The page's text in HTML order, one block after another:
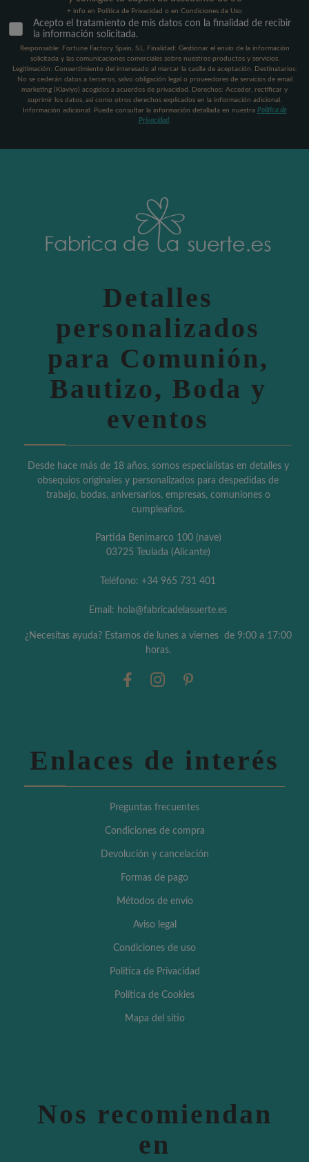
+ info en Política de Privacidad o en Condiciones de Uso
Acepto el tratamiento de mis datos con la finalidad de recibir
la información solicitada.
Responsable: Fortune Factory Spain, S.L. Finalidad: Gestionar el envío de la información
solicitada y las comunicaciones comerciales sobre nuestros productos y servicios.
Legitimación: Consentimiento del interesado al marcar la casilla de aceptación. Destinatarios:
No se cederán datos a terceros, salvo obligación legal o proveedores de servicios de email
marketing (Klaviyo) acogidos a acuerdos de privacidad. Derechos: Acceder, rectificar y
suprimir los datos, así como otros derechos explicados en la información adicional.
Información adicional: Puede consultar la información detallada en nuestra Política de
Privacidad
Detalles
personalizados
para Comunión,
Bautizo, Boda y
eventos
Desde hace más de 18 años, somos especialistas en detalles y
obsequios originales y personalizados para despedidas de
trabajo, bodas, aniversarios, empresas, comuniones o
cumpleaños.
Partida Benimarco 100 (nave)
03725 Teulada (Alicante)
Teléfono: +34 965 731 401
Email: hola@fabricadelasuerte.es
¿Necesitas ayuda? Estamos de lunes a viernes de 9:00 a 17:00
horas.
Enlaces de interés
Preguntas frecuentes
Condiciones de compra
Devolución y cancelación
Formas de pago
Métodos de envío
Aviso legal
Condiciones de uso
Política de Privacidad
Política de Cookies
Mapa del sitio
Nos recomiendan
en